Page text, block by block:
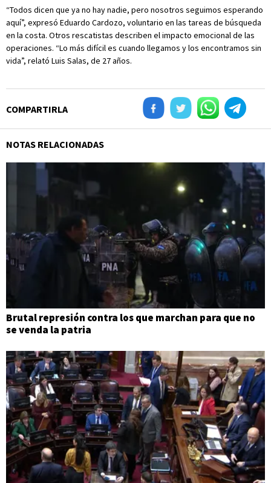
“Todos dicen que ya no hay nadie, pero nosotros seguimos esperando
aquí”, expresó Eduardo Cardozo, voluntario en las tareas de búsqueda
en la costa. Otros rescatistas describen el impacto emocional de las
operaciones. “Lo más difícil es cuando llegamos y los encontramos sin
vida”, relató Luis Salas, de 27 años.
COMPARTIRLA
NOTAS RELACIONADAS
Brutal represión contra los que marchan para que no
se venda la patria